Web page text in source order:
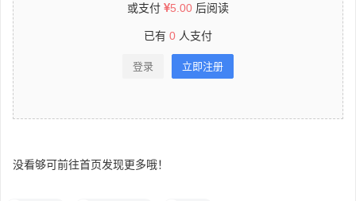
或支付 5.00 后阅读
已有 0 人支付
登录 立即注册
没看够可前往首页发现更多哦！